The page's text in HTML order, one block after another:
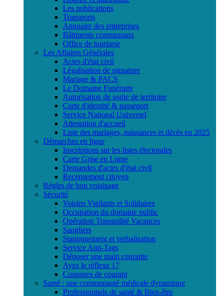
Les publications
Transports
Annuaire des entreprises
Bâtiments communaux
Office de tourisme
Les Affaires Générales
Actes d'état civil
Légalisation de signature
Mariage & PACS
Le Domaine Funéraire
Autorisation de sortie de territoire
Carte d'identité & passeport
Service National Universel
Attestation d'accueil
Liste des mariages, naissances et décès en 2025
Démarches en ligne
Inscriptions sur les listes électorales
Carte Grise en Ligne
Demandes d'actes d'état civil
Recensement citoyen
Règles de bon voisinage
Sécurité
Voisins Vigilants et Solidaires
Occupation du domaine public
Opération Tranquilité Vacances
Sangliers
Stationnement et verbalisation
Service Anti-Tags
Déposer une main courante
Ayez le réflexe 17
Coupures de courant
Santé : une communauté médicale dynamique
Professionnels de santé & Bien-être